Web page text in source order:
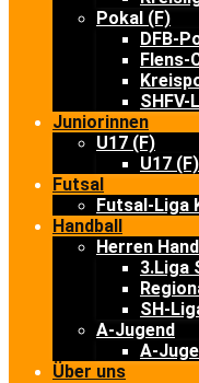
Pokal (F)
DFB-
Flens-
SHFV-
Juniorinnen
U17 (F)
U17
Futsal
Futsal-Liga
Handball
Herren
3.Liga
SH-
A-Jugend
A-
Über uns